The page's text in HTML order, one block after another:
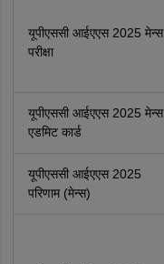
यूपीएससी आईएएस 2025 मेन्स
परीक्षा
यूपीएससी आईएएस 2025 मेन्स
एडमिट कार्ड
यूपीएससी आईएएस 2025
परिणाम (मेन्स)